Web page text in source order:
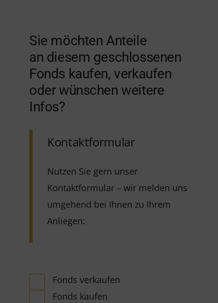
Sie möchten Anteile
an diesem geschlossenen
Fonds kaufen, verkaufen
oder wünschen weitere
Infos?
Kontaktformular
Nutzen Sie gern unser
Kontaktformular – wir melden uns
umgehend bei Ihnen zu Ihrem
Anliegen:
Fonds verkaufen
Fonds kaufen